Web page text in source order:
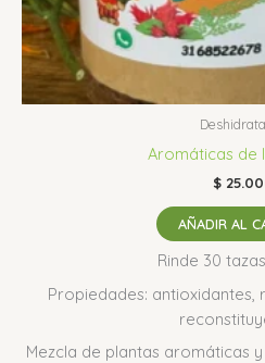
Aromáticas de
$
AÑADIR AL
Rinde 30
Propiedades: antioxidantes,
Mezcla de plantas aromáticas